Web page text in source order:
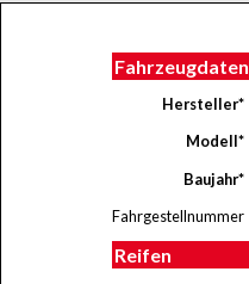
Fahrzeugdaten
Hersteller*
Modell*
Baujahr*
Fahrgestellnummer
Reifen